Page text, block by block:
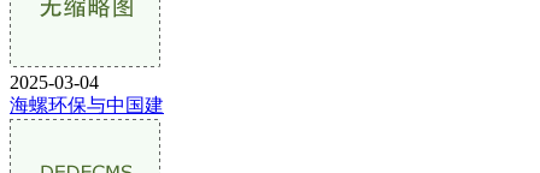
2025-03-04
海螺环保与中国建